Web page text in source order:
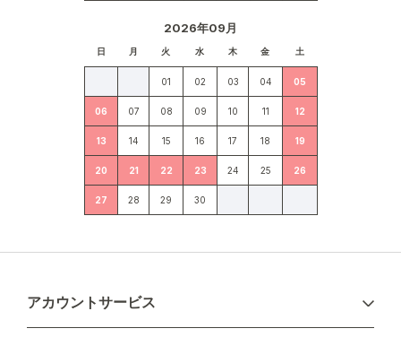
2026年09月
日 月 火 水 木 金 土
01 02 03 04 05
06 07 08 09 10 11 12
13 14 15 16 17 18 19
20 21 22 23 24 25 26
27 28 29 30
アカウントサービス